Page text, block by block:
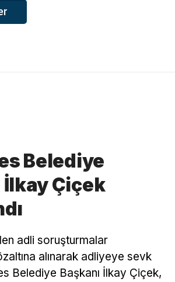
Belediye
İlkay Çiçek
adli soruşturmalar
alınarak adliyeye sevk
Belediye Başkanı İlkay Çiçek,